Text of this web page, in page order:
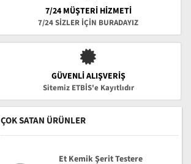
7/24 MÜŞTERİ HİZMETİ
7/24 SİZLER İÇİN BURADAYIZ
GÜVENLI ALIŞVERIŞ
Sitemiz ETBİS'e Kayıtlıdır
ÇOK SATAN ÜRÜNLER
Et Kemik Şerit Testere